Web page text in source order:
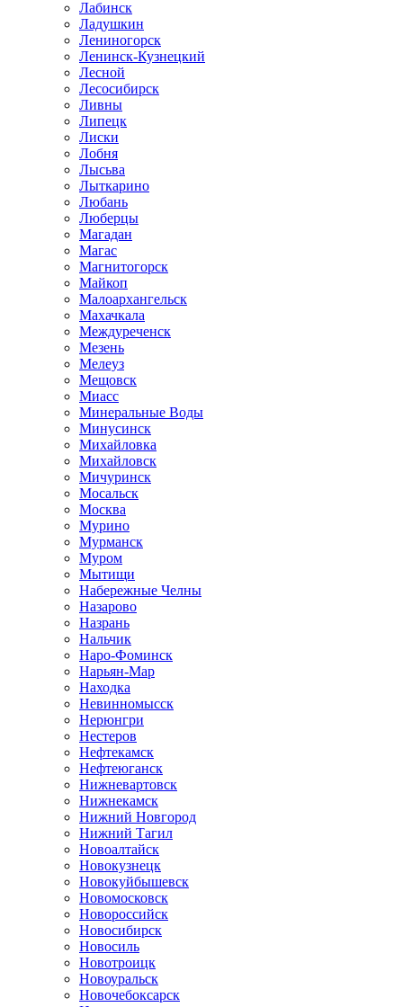
Лабинск
Ладушкин
Лениногорск
Ленинск-Кузнецкий
Лесной
Лесосибирск
Ливны
Липецк
Лиски
Лобня
Лысьва
Лыткарино
Любань
Люберцы
Магадан
Магас
Магнитогорск
Майкоп
Малоархангельск
Махачкала
Междуреченск
Мезень
Мелеуз
Мещовск
Миасс
Минеральные Воды
Минусинск
Михайловка
Михайловск
Мичуринск
Мосальск
Москва
Мурино
Мурманск
Муром
Мытищи
Набережные Челны
Назарово
Назрань
Нальчик
Наро-Фоминск
Нарьян-Мар
Находка
Невинномысск
Нерюнгри
Нестеров
Нефтекамск
Нефтеюганск
Нижневартовск
Нижнекамск
Нижний Новгород
Нижний Тагил
Новоалтайск
Новокузнецк
Новокуйбышевск
Новомосковск
Новороссийск
Новосибирск
Новосиль
Новотроицк
Новоуральск
Новочебоксарск